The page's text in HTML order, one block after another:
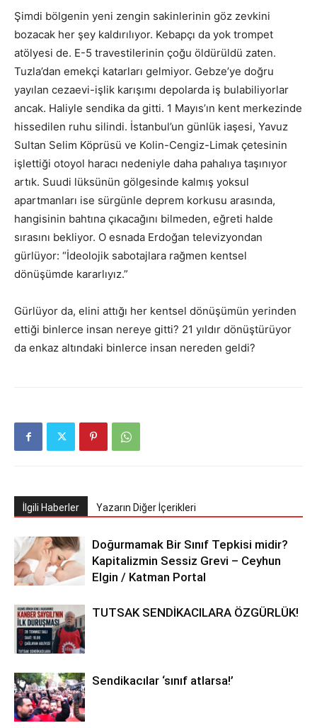
Şimdi bölgenin yeni zengin sakinlerinin göz zevkini
bozacak her şey kaldırılıyor. Kebapçı da yok trompet
atölyesi de. E-5 travestilerinin çoğu öldürüldü zaten.
Tuzla’dan emekçi katarları gelmiyor. Gebze’ye doğru
yayılan cezaevi-işlik karışımı depolarda iş bulabiliyorlar
ancak. Haliyle sendika da gitti. 1 Mayıs’ın kent merkezinde
hissedilen ruhu silindi. İstanbul’un günlük iaşesi, Yavuz
Sultan Selim Köprüsü ve Kolin-Cengiz-Limak çetesinin
işlettiği otoyol haracı nedeniyle daha pahalıya taşınıyor
artık. Suudi lüksünün gölgesinde kalmış yoksul
apartmanları ise sürgünle deprem korkusu arasında,
hangisinin bahtına çıkacağını bilmeden, eğreti halde
sırasını bekliyor. O esnada Erdoğan televizyondan
gürlüyor: “İdeolojik sabotajlara rağmen kentsel
dönüşümde kararlıyız.”
Gürlüyor da, elini attığı her kentsel dönüşümün yerinden
ettiği binlerce insan nereye gitti? 21 yıldır dönüştürüyor
da enkaz altındaki binlerce insan nereden geldi?
İlgili Haberler Yazarın Diğer İçerikleri
Doğurmamak Bir Sınıf Tepkisi midir?
Kapitalizmin Sessiz Grevi – Ceyhun
Elgin / Katman Portal
TUTSAK SENDİKACILARA ÖZGÜRLÜK!
Sendikacılar ‘sınıf atlarsa!’